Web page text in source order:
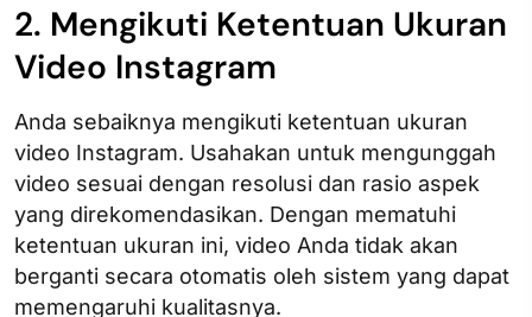
2. Mengikuti Ketentuan Ukuran
Video Instagram
Anda sebaiknya mengikuti ketentuan ukuran
video Instagram. Usahakan untuk mengunggah
video sesuai dengan resolusi dan rasio aspek
yang direkomendasikan. Dengan mematuhi
ketentuan ukuran ini, video Anda tidak akan
berganti secara otomatis oleh sistem yang dapat
memengaruhi kualitasnya.